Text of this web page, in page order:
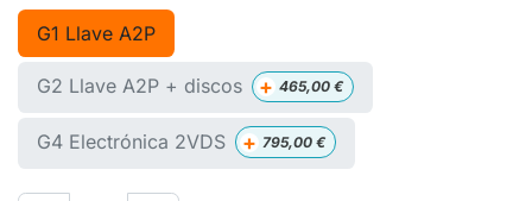
G1 Llave A2P
G2 Llave A2P + discos + 465,00 €
G4 Electrónica 2VDS + 795,00 €